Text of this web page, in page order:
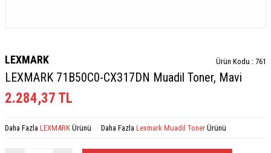
LEXMARK Ürün Kodu : 761
LEXMARK 71B50C0-CX317DN Muadil Toner, Mavi
2.284,37 TL
Daha Fazla LEXMARK Ürünü Daha Fazla Lexmark Muadil Toner Ürünü